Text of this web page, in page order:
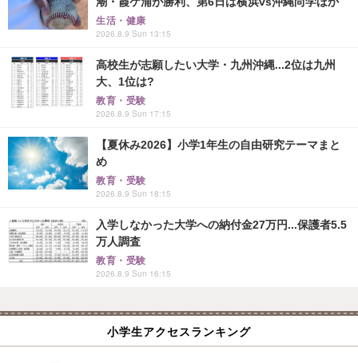
生活・健康
2026.8.9 Sun 13:15
高校生が志願したい大学・九州沖縄...2位は九州
大、1位は?
教育・受験
2026.8.9 Sun 17:15
【夏休み2026】小学1年生の自由研究テーマまと
め
教育・受験
2026.8.9 Sun 18:15
入学しなかった大学への納付金27万円...保護者5.5
万人調査
教育・受験
2026.8.9 Sun 16:15
小学生アクセスランキング